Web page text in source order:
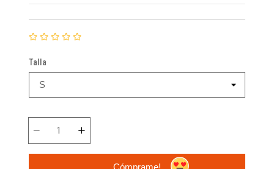
Talla
Cómprame!